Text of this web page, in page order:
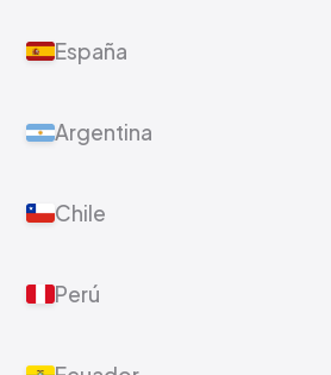
España
Argentina
Chile
Perú